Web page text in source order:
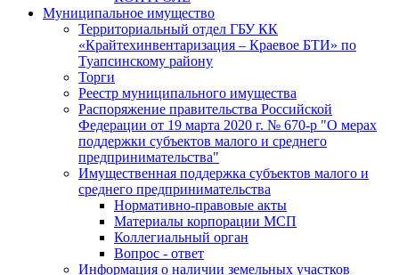
Муниципальное имущество
Территориальный отдел ГБУ КК
«Крайтехинвентаризация – Краевое БТИ» по
Туапсинскому району
Торги
Реестр муниципального имущества
Распоряжение правительства Российской
Федерации от 19 марта 2020 г. № 670-р "О мерах
поддержки субъектов малого и среднего
предпринимательства"
Имущественная поддержка субъектов малого и
среднего предпринимательства
Нормативно-правовые акты
Материалы корпорации МСП
Коллегиальный орган
Вопрос - ответ
Информация о наличии земельных участков